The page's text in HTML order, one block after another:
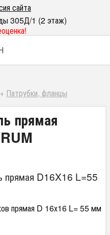
сайта
305Д/1 (2 этаж)
Патрубки, фланцы
прямая
прямая D16X16 L=55
прямая D 16х16 L= 55 мм